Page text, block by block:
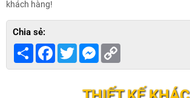
khách hàng!
Chia sẻ:
Share Facebook
TwitterMessenger